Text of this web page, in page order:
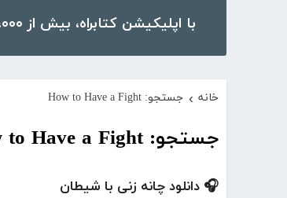
با اپلیکیشن کتابراه، بیش از ۵۰،۰۰۰ کتاب، کتاب صوتی و رمان را در موبایل و تبلت خود داشته باشید!
خانه › جستجو: How to Have a Fight
جستجو: How to Have a Fight
🎧 دانلود چانه زنی با شیطان